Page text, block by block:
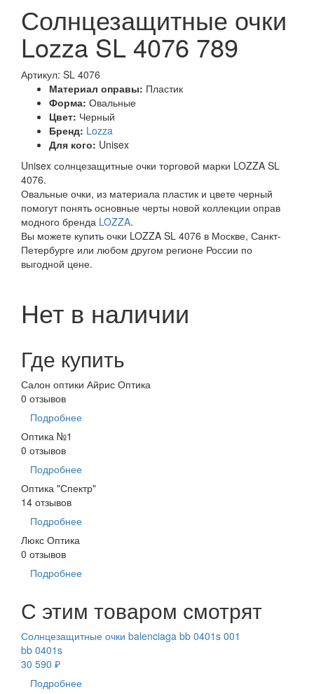
Солнцезащитные очки
Lozza SL 4076 789
Артикул: SL 4076
Материал оправы: Пластик
Форма: Овальные
Цвет: Черный
Бренд: Lozza
Для кого: Unisex
Unisex солнцезащитные очки торговой марки LOZZA SL
4076.
Овальные очки, из материала пластик и цвете черный
помогут понять основные черты новой коллекции оправ
модного бренда LOZZA.
Вы можете купить очки LOZZA SL 4076 в Москве, Санкт-
Петербурге или любом другом регионе России по
выгодной цене.
Нет в наличии
Где купить
Салон оптики Айрис Оптика
0 отзывов
Подробнее
Оптика №1
0 отзывов
Подробнее
Оптика "Спектр"
14 отзывов
Подробнее
Люкс Оптика
0 отзывов
Подробнее
С этим товаром смотрят
Солнцезащитные очки balenciaga bb 0401s 001
bb 0401s
30 590 ₽
Подробнее